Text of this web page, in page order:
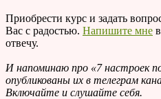
Приобрести курс и задать
Вас с радостью. Напишите мне
отвечу.
И напоминаю про «7 настроек
опубликованы их в телеграм
Включайте и слушайте себя.